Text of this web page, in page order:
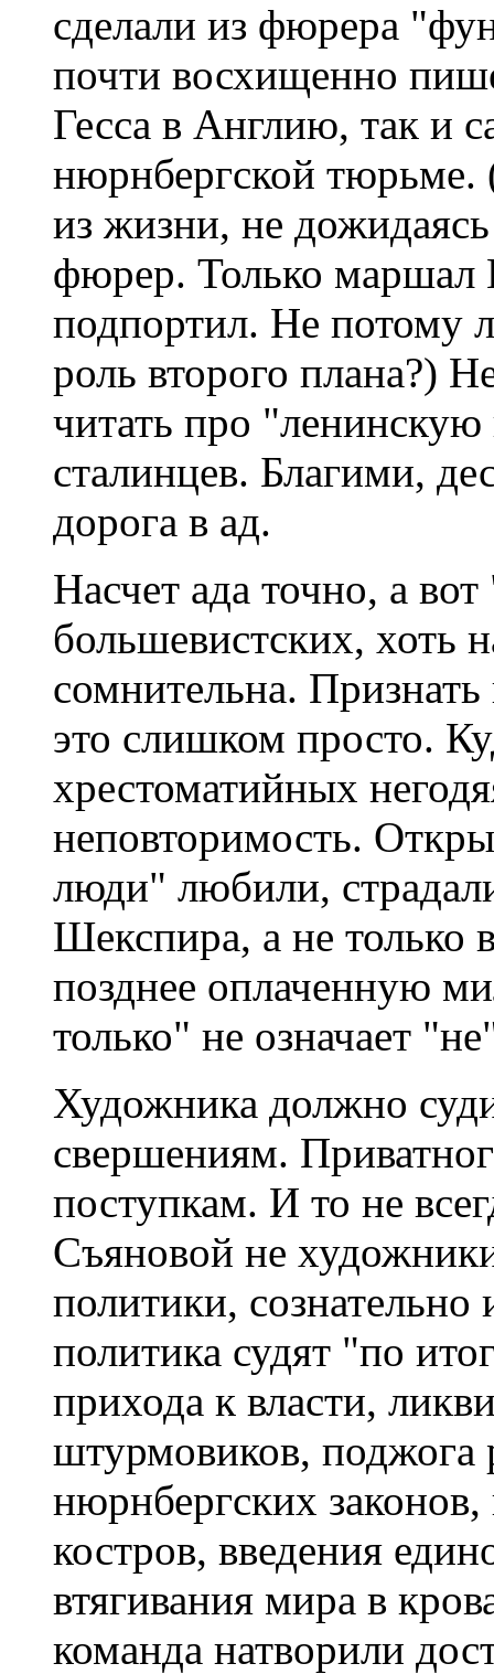
сделали из фюрера
почти восхищенно
Гесса в Англию, так и
нюрнбергской тюрьме.
из жизни, не
фюрер. Только
подпортил. Не потому
роль второго плана?)
читать про
сталинцев. Благими,
дорога в ад.
Насчет ада точно, а
большевистских, хоть
сомнительна.
это слишком просто.
хрестоматийных
неповторимость.
люди" любили,
Шекспира, а не только
позднее оплаченную
только" не означает
Художника должно
свершениям.
поступкам. И то не
Съяновой не
политики,
политика судят "по
прихода к власти,
штурмовиков, поджога
нюрнбергских
костров, введения
втягивания мира в
команда натворили